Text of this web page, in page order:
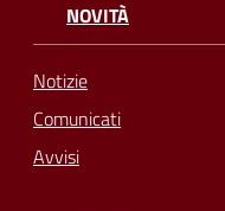
NOVITÀ
Notizie
Comunicati
Avvisi